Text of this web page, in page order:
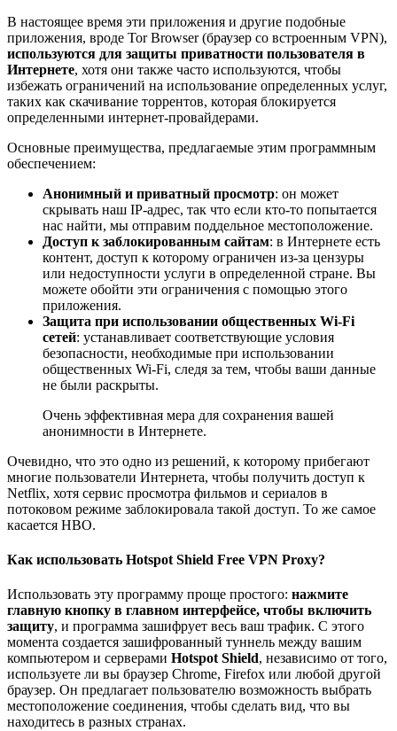
В настоящее время эти приложения и другие подобные
приложения, вроде Tor Browser (браузер со встроенным VPN),
используются для защиты приватности пользователя в
Интернете, хотя они также часто используются, чтобы
избежать ограничений на использование определенных услуг,
таких как скачивание торрентов, которая блокируется
определенными интернет-провайдерами.
Основные преимущества, предлагаемые этим программным
обеспечением:
Анонимный и приватный просмотр: он может
скрывать наш IP-адрес, так что если кто-то попытается
нас найти, мы отправим поддельное местоположение.
Доступ к заблокированным сайтам: в Интернете есть
контент, доступ к которому ограничен из-за цензуры
или недоступности услуги в определенной стране. Вы
можете обойти эти ограничения с помощью этого
приложения.
Защита при использовании общественных Wi-Fi
сетей: устанавливает соответствующие условия
безопасности, необходимые при использовании
общественных Wi-Fi, следя за тем, чтобы ваши данные
не были раскрыты.
Очень эффективная мера для сохранения вашей
анонимности в Интернете.
Очевидно, что это одно из решений, к которому прибегают
многие пользователи Интернета, чтобы получить доступ к
Netflix, хотя сервис просмотра фильмов и сериалов в
потоковом режиме заблокировала такой доступ. То же самое
касается HBO.
Как использовать Hotspot Shield Free VPN Proxy?
Использовать эту программу проще простого: нажмите
главную кнопку в главном интерфейсе, чтобы включить
защиту, и программа зашифрует весь ваш трафик. С этого
момента создается зашифрованный туннель между вашим
компьютером и серверами Hotspot Shield, независимо от того,
используете ли вы браузер Chrome, Firefox или любой другой
браузер. Он предлагает пользователю возможность выбрать
местоположение соединения, чтобы сделать вид, что вы
находитесь в разных странах.